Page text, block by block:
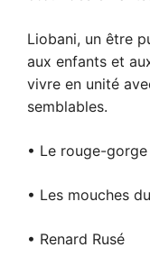
Liobani, un être
aux enfants et
vivre en unité
semblables.
• Le rouge-gorge
• Les mouches
• Renard Rusé